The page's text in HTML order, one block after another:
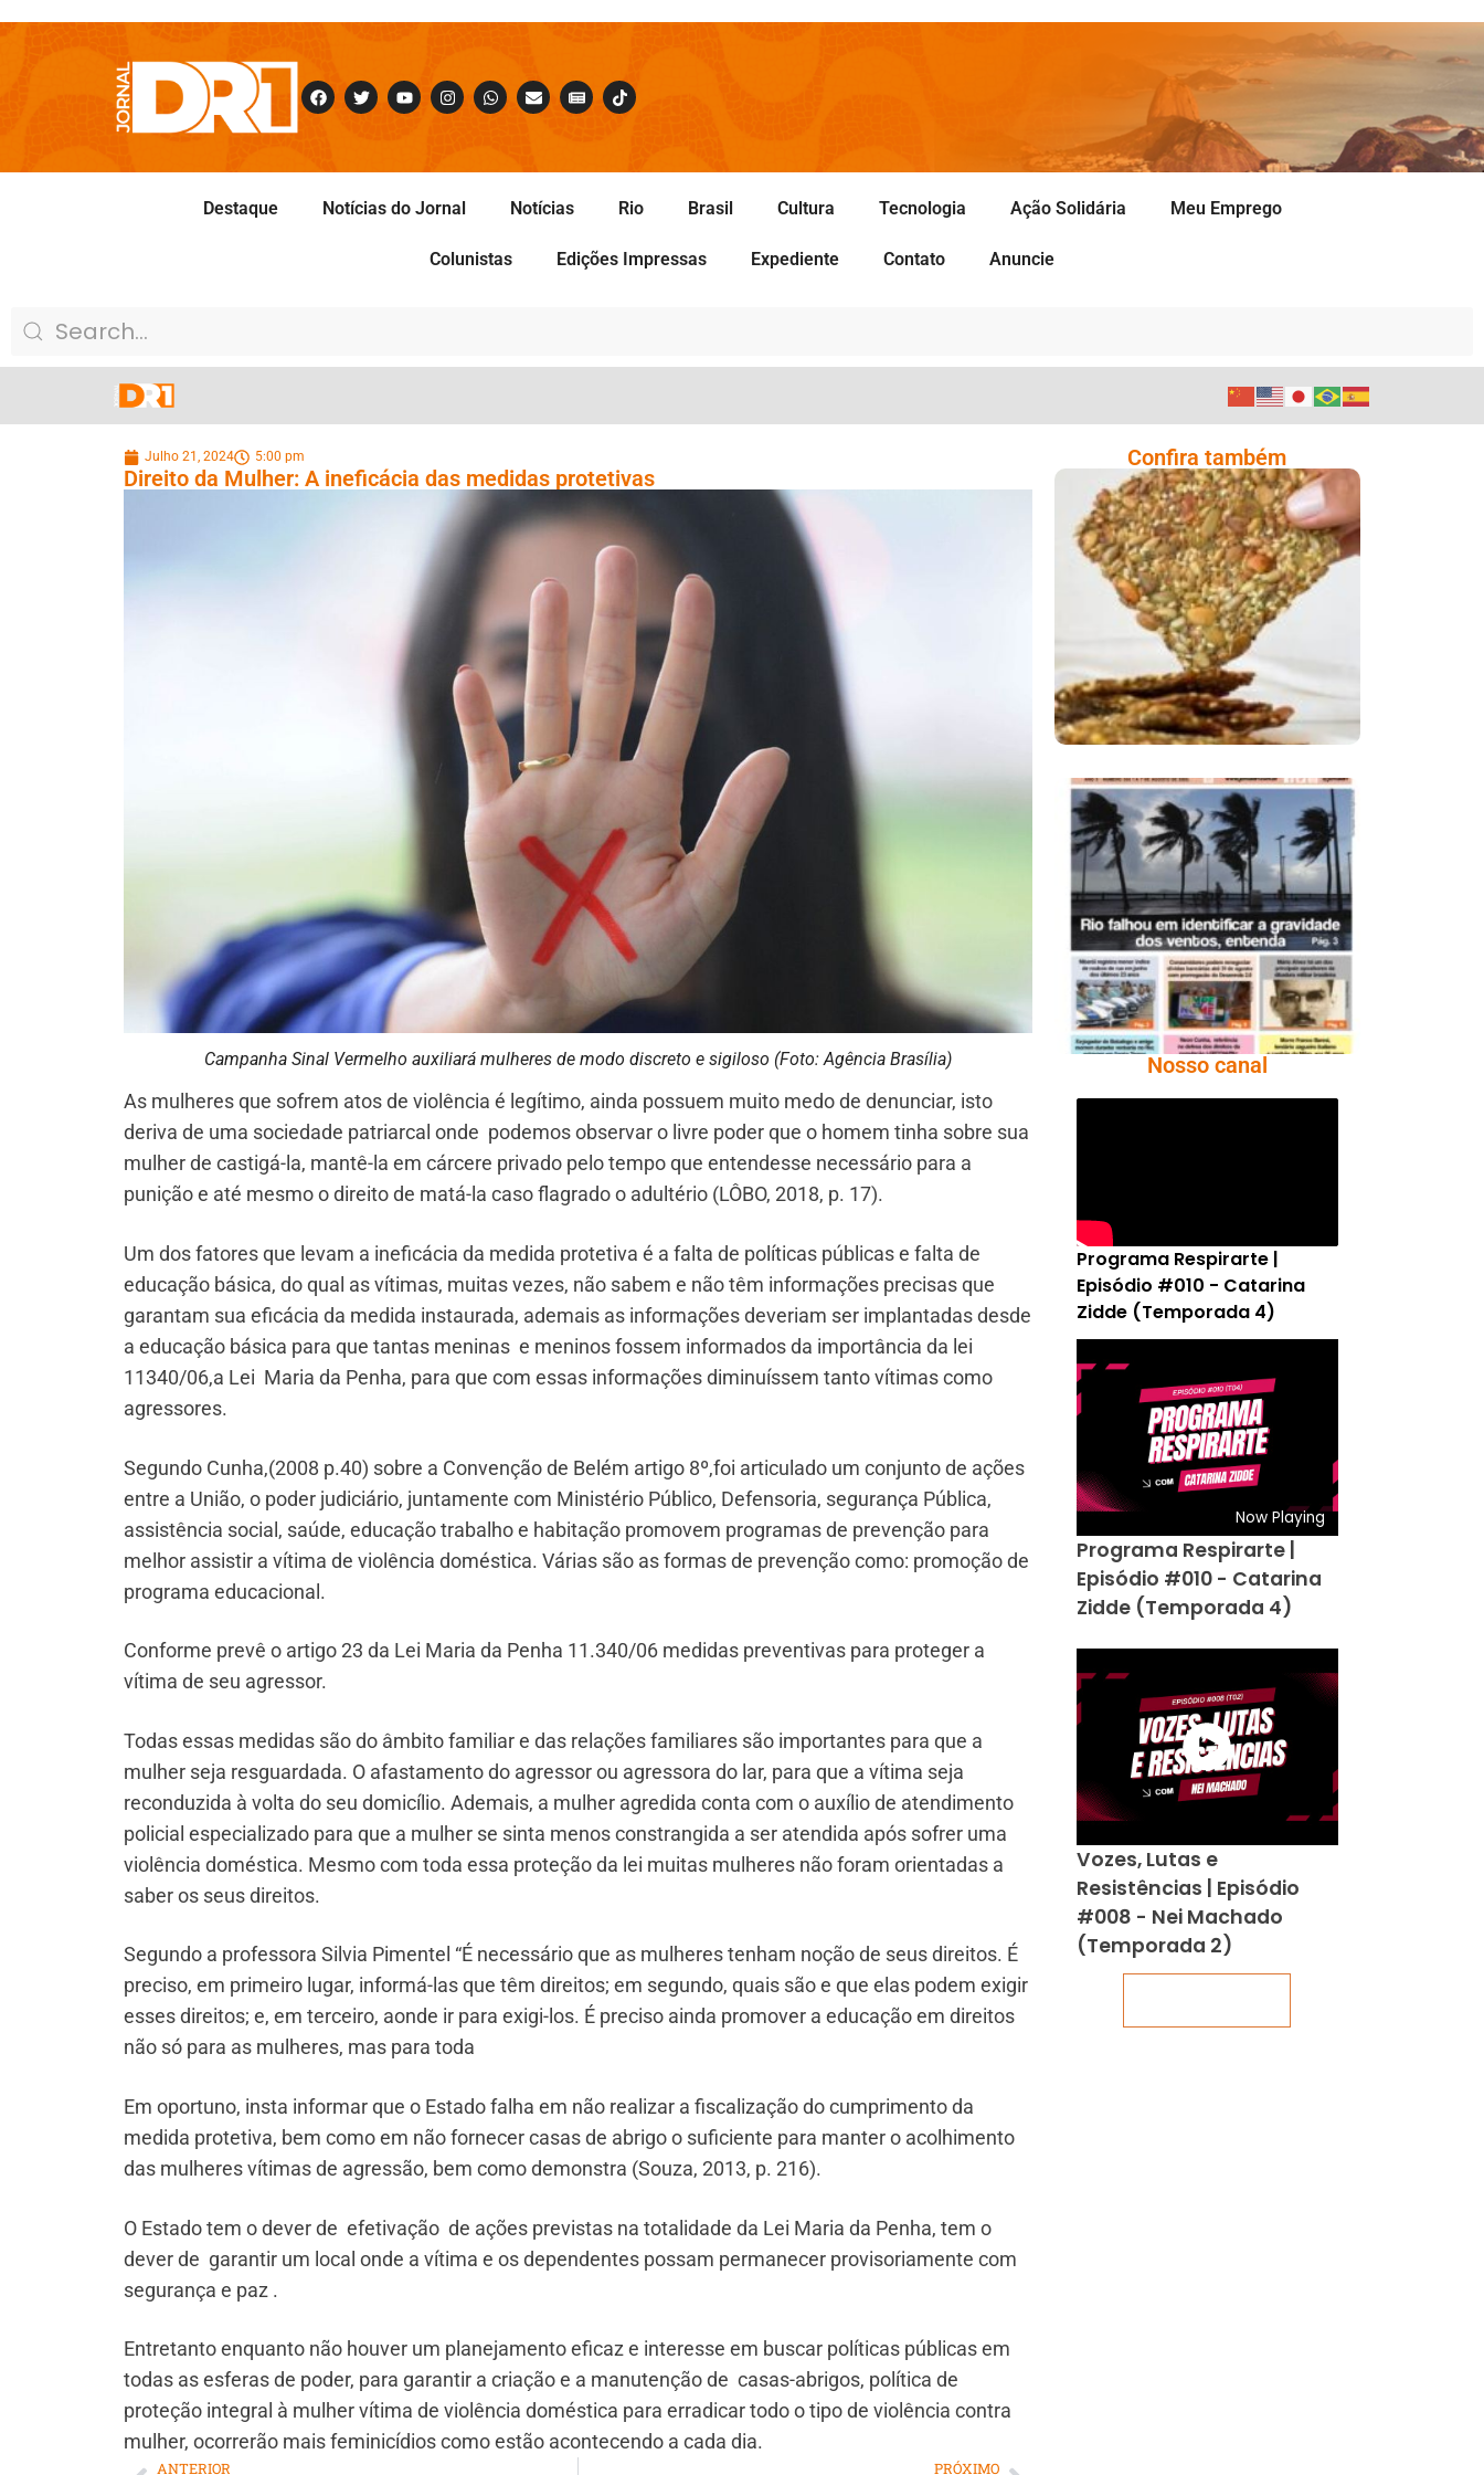
Destaque Notícias do Jornal Notícias Rio Brasil Cultura Tecnologia Ação Solidária Meu Emprego
Colunistas Edições Impressas Expediente Contato Anuncie
Julho 21, 2024 5:00 pm
Direito da Mulher: A ineficácia das medidas protetivas
Campanha Sinal Vermelho auxiliará mulheres de modo discreto e sigiloso (Foto: Agência Brasília)
As mulheres que sofrem atos de violência é legítimo, ainda possuem muito medo de denunciar, isto
deriva de uma sociedade patriarcal onde podemos observar o livre poder que o homem tinha sobre sua
mulher de castigá-la, mantê-la em cárcere privado pelo tempo que entendesse necessário para a
punição e até mesmo o direito de matá-la caso flagrado o adultério (LÔBO, 2018, p. 17).
Um dos fatores que levam a ineficácia da medida protetiva é a falta de políticas públicas e falta de
educação básica, do qual as vítimas, muitas vezes, não sabem e não têm informações precisas que
garantam sua eficácia da medida instaurada, ademais as informações deveriam ser implantadas desde
a educação básica para que tantas meninas e meninos fossem informados da importância da lei
11340/06,a Lei Maria da Penha, para que com essas informações diminuíssem tanto vítimas como
agressores.
Segundo Cunha,(2008 p.40) sobre a Convenção de Belém artigo 8º,foi articulado um conjunto de ações
entre a União, o poder judiciário, juntamente com Ministério Público, Defensoria, segurança Pública,
assistência social, saúde, educação trabalho e habitação promovem programas de prevenção para
melhor assistir a vítima de violência doméstica. Várias são as formas de prevenção como: promoção de
programa educacional.
Conforme prevê o artigo 23 da Lei Maria da Penha 11.340/06 medidas preventivas para proteger a
vítima de seu agressor.
Todas essas medidas são do âmbito familiar e das relações familiares são importantes para que a
mulher seja resguardada. O afastamento do agressor ou agressora do lar, para que a vítima seja
reconduzida à volta do seu domicílio. Ademais, a mulher agredida conta com o auxílio de atendimento
policial especializado para que a mulher se sinta menos constrangida a ser atendida após sofrer uma
violência doméstica. Mesmo com toda essa proteção da lei muitas mulheres não foram orientadas a
saber os seus direitos.
Segundo a professora Silvia Pimentel “É necessário que as mulheres tenham noção de seus direitos. É
preciso, em primeiro lugar, informá-las que têm direitos; em segundo, quais são e que elas podem exigir
esses direitos; e, em terceiro, aonde ir para exigi-los. É preciso ainda promover a educação em direitos
não só para as mulheres, mas para toda
Em oportuno, insta informar que o Estado falha em não realizar a fiscalização do cumprimento da
medida protetiva, bem como em não fornecer casas de abrigo o suficiente para manter o acolhimento
das mulheres vítimas de agressão, bem como demonstra (Souza, 2013, p. 216).
O Estado tem o dever de efetivação de ações previstas na totalidade da Lei Maria da Penha, tem o
dever de garantir um local onde a vítima e os dependentes possam permanecer provisoriamente com
segurança e paz .
Entretanto enquanto não houver um planejamento eficaz e interesse em buscar políticas públicas em
todas as esferas de poder, para garantir a criação e a manutenção de casas-abrigos, política de
proteção integral à mulher vítima de violência doméstica para erradicar todo o tipo de violência contra
mulher, ocorrerão mais feminicídios como estão acontecendo a cada dia.
ANTERIOR PRÓXIMO
Confira também
Comer Bem: Cracker
De Sementes
Ano X – Número 366
01 A 07 De Agosto De
2026
Nosso canal
Programa Respirarte |
Episódio #010 - Catarina
Zidde (Temporada 4)
Now Playing
Programa Respirarte |
Episódio #010 - Catarina
Zidde (Temporada 4)
Vozes, Lutas e
Resistências | Episódio
#008 - Nei Machado
(Temporada 2)